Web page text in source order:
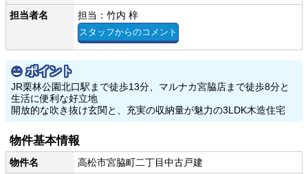
担当者名
担当：竹内 梓
スタッフからのコメント
ポイント
JR栗林公園北口駅まで徒歩13分、マルナカ宮脇店まで徒歩8分と
生活に便利な好立地
開放的な吹き抜け玄関と、充実の収納量が魅力の3LDK木造住宅
物件基本情報
物件名
高松市宮脇町二丁目中古戸建